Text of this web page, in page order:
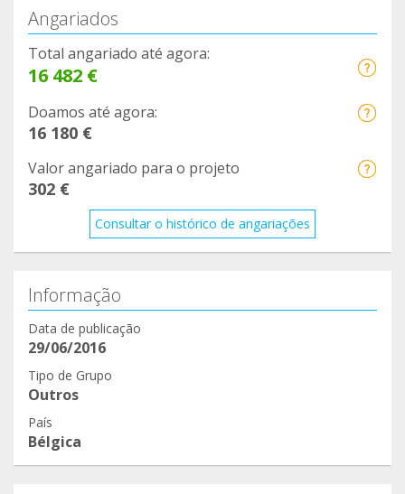
Angariados
Total angariado até agora:
16 482 €
Doamos até agora:
16 180 €
Valor angariado para o projeto
302 €
Consultar o histórico de angariações
Informação
Data de publicação
29/06/2016
Tipo de Grupo
Outros
País
Bélgica